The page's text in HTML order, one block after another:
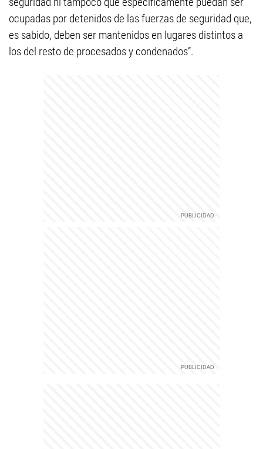
ocupadas por detenidos de las fuerzas de seguridad que,
es sabido, deben ser mantenidos en lugares distintos a
los del resto de procesados y condenados”.